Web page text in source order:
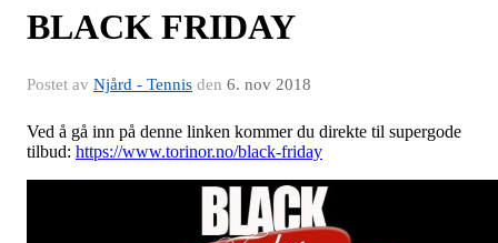
BLACK FRIDAY
Postet av Njård - Tennis den 6. nov 2018
Ved å gå inn på denne linken kommer du direkte til supergode
tilbud: https://www.torinor.no/black-friday